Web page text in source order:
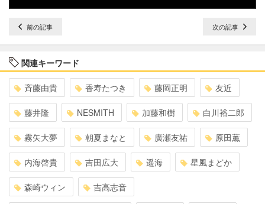
前の記事 次の記事
関連キーワード
斉藤由貴 香寿たつき 藤岡正明 友近
藤井隆 NESMITH 加藤和樹 白川裕二郎
霧矢大夢 朝夏まなと 廣瀬友祐 原田薫
内海啓貴 吉田広大 遥海 星風まどか
森崎ウィン 吉高志音